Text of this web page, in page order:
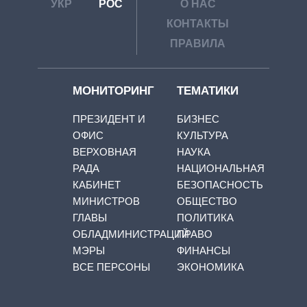
УКР РОС
О НАС
КОНТАКТЫ
ПРАВИЛА
МОНИТОРИНГ
ПРЕЗИДЕНТ И
ОФИС
ВЕРХОВНАЯ
РАДА
КАБИНЕТ
МИНИСТРОВ
ГЛАВЫ
ОБЛАДМИНИСТРАЦИЙ
МЭРЫ
ВСЕ ПЕРСОНЫ
ТЕМАТИКИ
БИЗНЕС
КУЛЬТУРА
НАУКА
НАЦИОНАЛЬНАЯ
БЕЗОПАСНОСТЬ
ОБЩЕСТВО
ПОЛИТИКА
ПРАВО
ФИНАНСЫ
ЭКОНОМИКА